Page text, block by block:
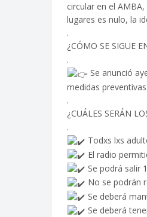
circular en el
lugares es nulo, la
.
¿CÓMO SE SIGUE
.
Se anunció
medidas
.
¿CUÁLES SERÁN
.
Todxs lxs
El radio
Se podrá salir
No se podrán
Se deberá
Se deberá